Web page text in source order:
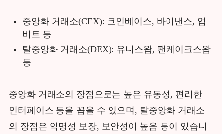
중앙화 거래소(CEX): 코인베이스, 바이낸스, 업
비트 등
탈중앙화 거래소(DEX): 유니스왑, 팬케이크스왑
등
중앙화 거래소의 장점으로는 높은 유동성, 편리한
인터페이스 등을 꼽을 수 있으며, 탈중앙화 거래소
의 장점은 익명성 보장, 보안성이 높음 등이 있습니